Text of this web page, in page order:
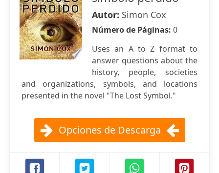
Autor: Simon Cox
Número de Páginas: 0
Uses an A to Z format to
answer questions about the
history, people, societies
and organizations, symbols, and locations
presented in the novel "The Lost Symbol."
Opciones de Descarga